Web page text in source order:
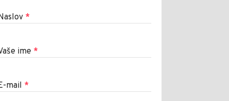
*
ime *
mail *